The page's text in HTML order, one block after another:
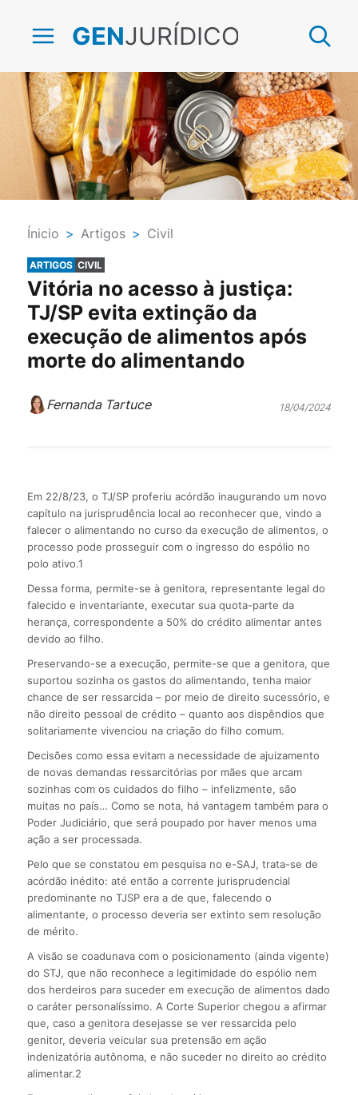
GENJURÍDICO
Ínicio > Artigos > Civil
ARTIGOS CIVIL
Vitória no acesso à justiça:
TJ/SP evita extinção da
execução de alimentos após
morte do alimentando
Fernanda Tartuce 18/04/2024
Em 22/8/23, o TJ/SP proferiu acórdão inaugurando um novo
capítulo na jurisprudência local ao reconhecer que, vindo a
falecer o alimentando no curso da execução de alimentos, o
processo pode prosseguir com o ingresso do espólio no
polo ativo.1
Dessa forma, permite-se à genitora, representante legal do
falecido e inventariante, executar sua quota-parte da
herança, correspondente a 50% do crédito alimentar antes
devido ao filho.
Preservando-se a execução, permite-se que a genitora, que
suportou sozinha os gastos do alimentando, tenha maior
chance de ser ressarcida – por meio de direito sucessório, e
não direito pessoal de crédito – quanto aos dispêndios que
solitariamente vivenciou na criação do filho comum.
Decisões como essa evitam a necessidade de ajuizamento
de novas demandas ressarcitórias por mães que arcam
sozinhas com os cuidados do filho – infelizmente, são
muitas no país… Como se nota, há vantagem também para o
Poder Judiciário, que será poupado por haver menos uma
ação a ser processada.
Pelo que se constatou em pesquisa no e-SAJ, trata-se de
acórdão inédito: até então a corrente jurisprudencial
predominante no TJSP era a de que, falecendo o
alimentante, o processo deveria ser extinto sem resolução
de mérito.
A visão se coadunava com o posicionamento (ainda vigente)
do STJ, que não reconhece a legitimidade do espólio nem
dos herdeiros para suceder em execução de alimentos dado
o caráter personalíssimo. A Corte Superior chegou a afirmar
que, caso a genitora desejasse se ver ressarcida pelo
genitor, deveria veicular sua pretensão em ação
indenizatória autônoma, e não suceder no direito ao crédito
alimentar.2